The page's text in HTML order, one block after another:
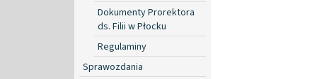
Dokumenty Prorektora
ds. Filii w Płocku
Regulaminy
Sprawozdania